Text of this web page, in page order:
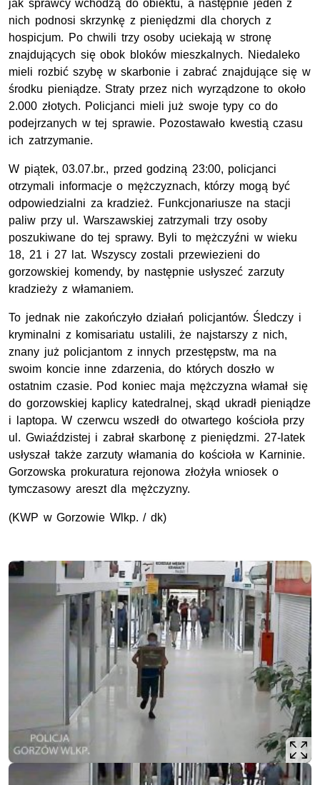
jak sprawcy wchodzą do obiektu, a następnie jeden z
nich podnosi skrzynkę z pieniędzmi dla chorych z
hospicjum. Po chwili trzy osoby uciekają w stronę
znajdujących się obok bloków mieszkalnych. Niedaleko
mieli rozbić szybę w skarbonie i zabrać znajdujące się w
środku pieniądze. Straty przez nich wyrządzone to około
2.000 złotych. Policjanci mieli już swoje typy co do
podejrzanych w tej sprawie. Pozostawało kwestią czasu
ich zatrzymanie.
W piątek, 03.07.br., przed godziną 23:00, policjanci
otrzymali informacje o mężczyznach, którzy mogą być
odpowiedzialni za kradzież. Funkcjonariusze na stacji
paliw przy ul. Warszawskiej zatrzymali trzy osoby
poszukiwane do tej sprawy. Byli to mężczyźni w wieku
18, 21 i 27 lat. Wszyscy zostali przewiezieni do
gorzowskiej komendy, by następnie usłyszeć zarzuty
kradzieży z włamaniem.
To jednak nie zakończyło działań policjantów. Śledczy i
kryminalni z komisariatu ustalili, że najstarszy z nich,
znany już policjantom z innych przestępstw, ma na
swoim koncie inne zdarzenia, do których doszło w
ostatnim czasie. Pod koniec maja mężczyzna włamał się
do gorzowskiej kaplicy katedralnej, skąd ukradł pieniądze
i laptopa. W czerwcu wszedł do otwartego kościoła przy
ul. Gwiaździstej i zabrał skarbonę z pieniędzmi. 27-latek
usłyszał także zarzuty włamania do kościoła w Karninie.
Gorzowska prokuratura rejonowa złożyła wniosek o
tymczasowy areszt dla mężczyzny.
(KWP w Gorzowie Wlkp. / dk)